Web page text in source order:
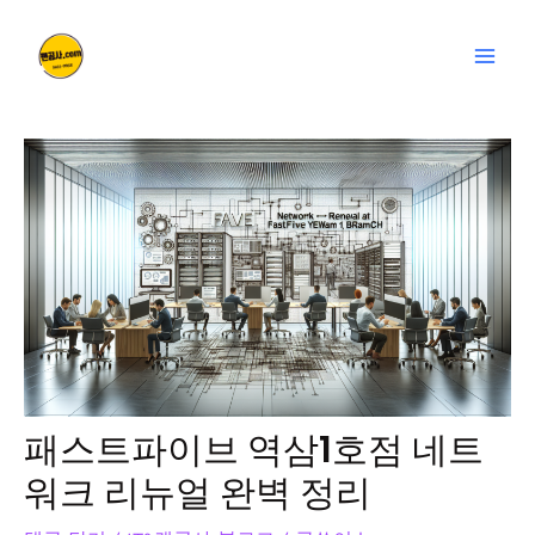
패스트파이브 역삼1호점 네트
워크 리뉴얼 완벽 정리
탐
색